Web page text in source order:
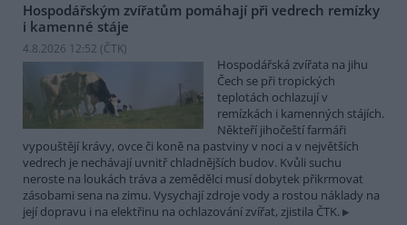
Hospodářským zvířatům pomáhají při vedrech remízky
i kamenné stáje
4.8.2026 12:52 (ČTK)
Hospodářská zvířata na jihu
Čech se při tropických
teplotách ochlazují v
remízkách i kamenných stájích.
Někteří jihočeští farmáři
vypouštějí krávy, ovce či koně na pastviny v noci a v největších
vedrech je nechávají uvnitř chladnějších budov. Kvůli suchu
neroste na loukách tráva a zemědělci musí dobytek přikrmovat
zásobami sena na zimu. Vysychají zdroje vody a rostou náklady na
její dopravu i na elektřinu na ochlazování zvířat, zjistila ČTK.